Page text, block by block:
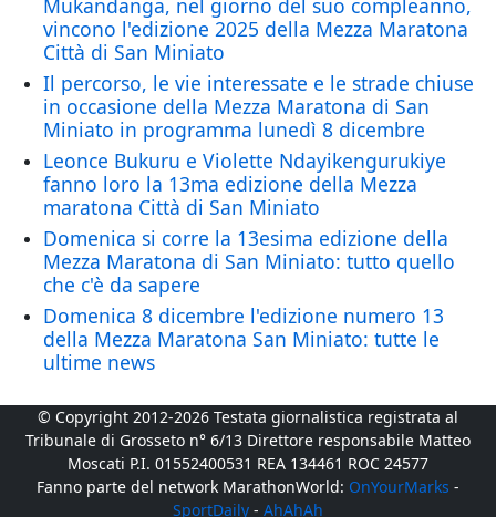
Mukandanga, nel giorno del suo compleanno,
vincono l'edizione 2025 della Mezza Maratona
Città di San Miniato
Il percorso, le vie interessate e le strade chiuse
in occasione della Mezza Maratona di San
Miniato in programma lunedì 8 dicembre
Leonce Bukuru e Violette Ndayikengurukiye
fanno loro la 13ma edizione della Mezza
maratona Città di San Miniato
Domenica si corre la 13esima edizione della
Mezza Maratona di San Miniato: tutto quello
che c'è da sapere
Domenica 8 dicembre l'edizione numero 13
della Mezza Maratona San Miniato: tutte le
ultime news
© Copyright 2012-2026 Testata giornalistica registrata al
Tribunale di Grosseto n° 6/13 Direttore responsabile Matteo
Moscati P.I. 01552400531 REA 134461 ROC 24577
Fanno parte del network MarathonWorld: OnYourMarks -
SportDaily - AhAhAh